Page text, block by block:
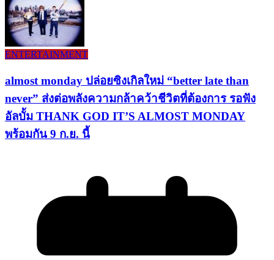
ENTERTAINMENT
almost monday ปล่อยซิงเกิลใหม่ “better late than
never” ส่งต่อพลังความกล้าคว้าชีวิตที่ต้องการ รอฟัง
อัลบั้ม THANK GOD IT’S ALMOST MONDAY
พร้อมกัน 9 ก.ย. นี้